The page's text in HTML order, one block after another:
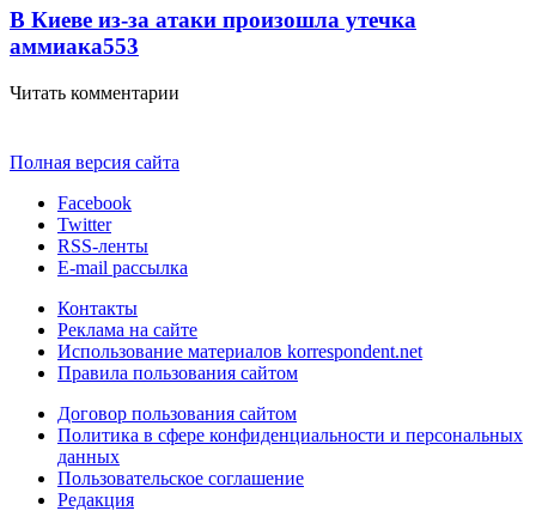
В Киеве из-за атаки произошла утечка
аммиака553
Читать комментарии
Полная версия сайта
Facebook
Twitter
RSS-ленты
E-mail рассылка
Контакты
Реклама на сайте
Использование материалов korrespondent.net
Правила пользования сайтом
Договор пользования сайтом
Политика в сфере конфиденциальности и персональных
данных
Пользовательское соглашение
Редакция